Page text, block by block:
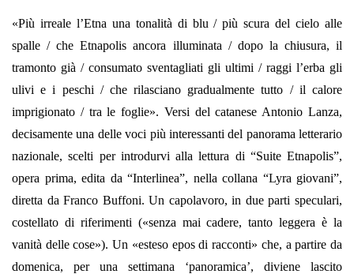
«Più irreale l’Etna una tonalità di blu / più scura del cielo alle
spalle / che Etnapolis ancora illuminata / dopo la chiusura, il
tramonto già / consumato sventagliati gli ultimi / raggi l’erba gli
ulivi e i peschi / che rilasciano gradualmente tutto / il calore
imprigionato / tra le foglie». Versi del catanese Antonio Lanza,
decisamente una delle voci più interessanti del panorama letterario
nazionale, scelti per introdurvi alla lettura di “Suite Etnapolis”,
opera prima, edita da “Interlinea”, nella collana “Lyra giovani”,
diretta da Franco Buffoni. Un capolavoro, in due parti speculari,
costellato di riferimenti («senza mai cadere, tanto leggera è la
vanità delle cose»). Un «esteso epos di racconti» che, a partire da
domenica, per una settimana ‘panoramica’, diviene lascito